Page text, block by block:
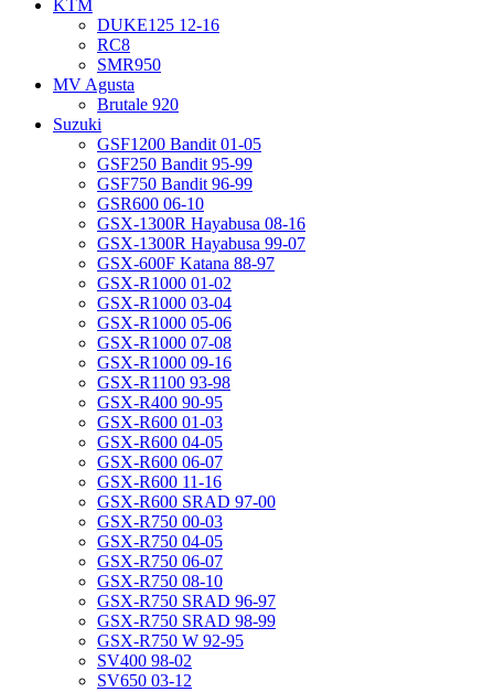
KTM
DUKE125 12-16
RC8
SMR950
MV Agusta
Brutale 920
Suzuki
GSF1200 Bandit 01-05
GSF250 Bandit 95-99
GSF750 Bandit 96-99
GSR600 06-10
GSX-1300R Hayabusa 08-16
GSX-1300R Hayabusa 99-07
GSX-600F Katana 88-97
GSX-R1000 01-02
GSX-R1000 03-04
GSX-R1000 05-06
GSX-R1000 07-08
GSX-R1000 09-16
GSX-R1100 93-98
GSX-R400 90-95
GSX-R600 01-03
GSX-R600 04-05
GSX-R600 06-07
GSX-R600 11-16
GSX-R600 SRAD 97-00
GSX-R750 00-03
GSX-R750 04-05
GSX-R750 06-07
GSX-R750 08-10
GSX-R750 SRAD 96-97
GSX-R750 SRAD 98-99
GSX-R750 W 92-95
SV400 98-02
SV650 03-12